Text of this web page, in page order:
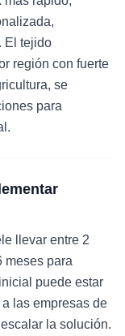
El tejido
región con fuerte
se
para
llevar entre 2
meses para
puede estar
las empresas de
la solución.